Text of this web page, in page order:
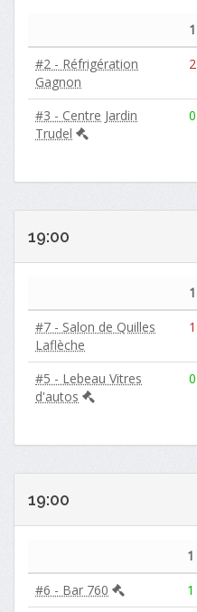
1
#2 - Réfrigération
Gagnon
2
#3 - Centre Jardin
Trudel
0
19:00
1
#7 - Salon de Quilles
Laflèche
1
#5 - Lebeau Vitres
d'autos
0
19:00
1
#6 - Bar 760
1